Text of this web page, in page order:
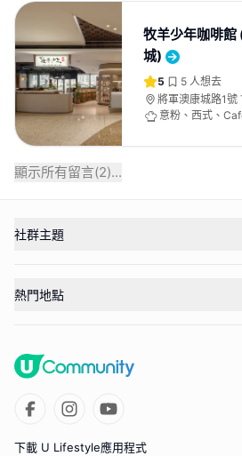
牧羊少年咖啡
城)
5 5 人想去
將軍澳康城路1號
417號舖
意粉、西式、
顯示所有留言(2)...
社群主題
熱門地點
下載 U Lifestyle應用程式